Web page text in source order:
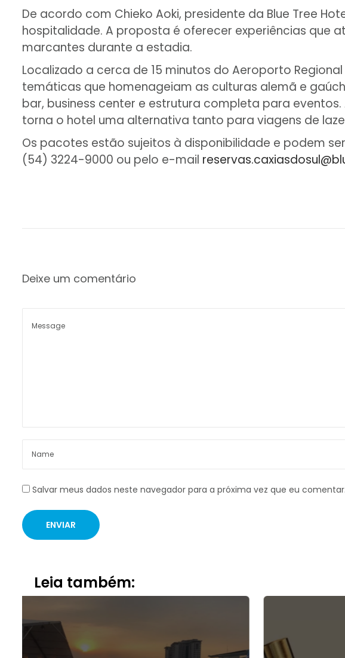
De acordo com Chieko Aoki, presidente da Blue Tree
hospitalidade. A proposta é oferecer experiências que
marcantes durante a estadia.
Localizado a cerca de 15 minutos do Aeroporto
temáticas que homenageiam as culturas alemã e
bar, business center e estrutura completa para
torna o hotel uma alternativa tanto para viagens de
Os pacotes estão sujeitos à disponibilidade e podem
(54) 3224-9000 ou pelo e-mail
Deixe um comentário
Salvar meus dados neste navegador para a próxima vez que eu comentar.
Leia também: